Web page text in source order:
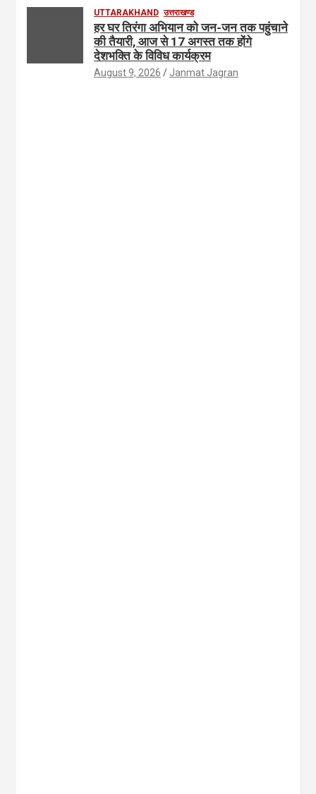
UTTARAKHAND उत्तराखण्ड
हर घर तिरंगा अभियान को जन-जन तक पहुंचाने
की तैयारी, आज से 17 अगस्त तक होंगे
देशभक्ति के विविध कार्यक्रम
August 9, 2026 Janmat Jagran